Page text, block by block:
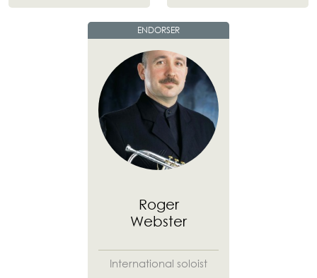
ENDORSER
Roger
Webster
International soloist